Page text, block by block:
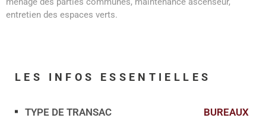
entretien des espaces verts.
LES INFOS ESSENTIELLES
Caractérisque Valeurs
TYPE DE TRANSAC
BUREAUX